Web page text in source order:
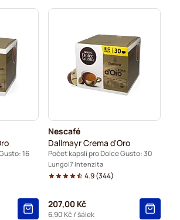
pro Dolce Gusto
Gusto
16
Nescafé
Dallmayr Crema d'Oro
Počet kapslí pro Dolce Gusto: 30
Lungo 7 Intenzita
4.9(344)
207,00 Kč
6,90 Kč / šálek